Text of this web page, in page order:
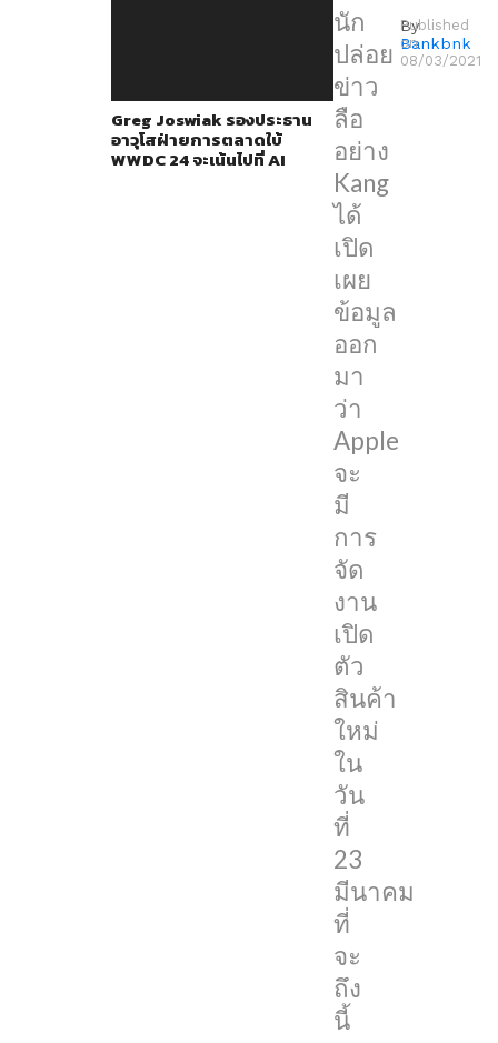
Greg Joswiak รองประธาน
อาวุโสฝ่ายการตลาดใบ้
WWDC 24 จะเน้นไปที่ AI
นัก
ปล่อย
ข่าว
ลือ
อย่าง
Kang
ได้
เปิด
เผย
ข้อมูล
ออก
มา
ว่า
Apple
จะ
มี
การ
จัด
งาน
เปิด
ตัว
สินค้า
ใหม่
ใน
วัน
ที่
23
มีนาคม
ที่
จะ
ถึง
นี้
By
Bankbnk
Published
on
08/03/2021
เปิด
ตัว
สินค้า
ใหม่
ใน
วัน
ที่
23
มีนาคม
ที่
จะ
ถึง
นี้
K
a
n
g
康
总
:
T
h
e
O
n
e
P
l
u